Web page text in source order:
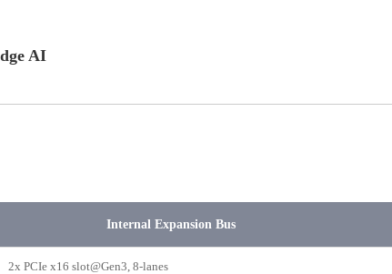
AI
Internal Expansion Bus
2x PCIe x16 slot@Gen3, 8-lanes